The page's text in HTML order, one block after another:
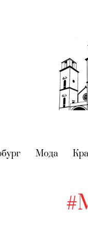
(current)
Мода